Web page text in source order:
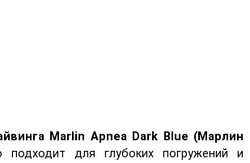
Marlin Apnea Dark Blue (Марлин
подходит для глубоких погружений и